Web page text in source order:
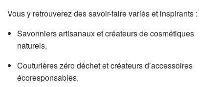
Vous y retrouverez des savoir-faire variés et inspirants :
Savonniers artisanaux et créateurs de cosmétiques
naturels,
Couturières zéro déchet et créateurs d’accessoires
écoresponsables,